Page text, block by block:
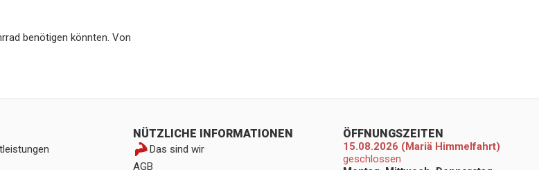
benötigen könnten. Von
NÜTZLICHE INFORMATIONEN
Das sind wir
AGB
ÖFFNUNGSZEITEN
15.08.2026 (Mariä Himmelfahrt)
geschlossen